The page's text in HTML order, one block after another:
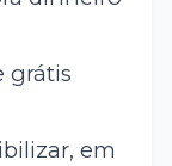
grátis
em